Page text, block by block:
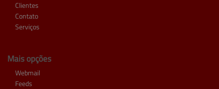
Clientes
Contato
Serviços
Mais opções
Webmail
Feeds